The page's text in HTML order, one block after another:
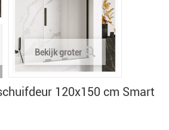
Bekijk groter
120x150 cm Smart